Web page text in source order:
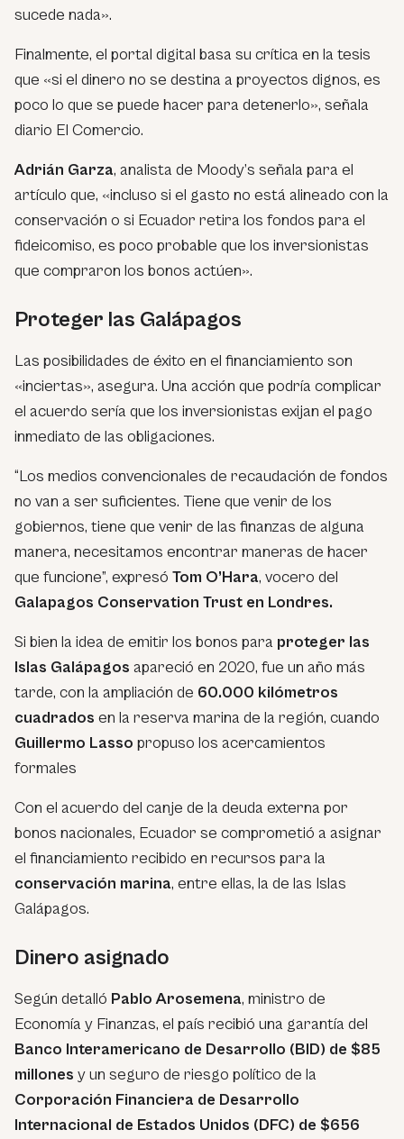
sucede nada».
Finalmente, el portal digital basa su crítica en la tesis
que «si el dinero no se destina a proyectos dignos, es
poco lo que se puede hacer para detenerlo», señala
diario El Comercio.
Adrián Garza, analista de Moody’s señala para el
artículo que, «incluso si el gasto no está alineado con la
conservación o si Ecuador retira los fondos para el
fideicomiso, es poco probable que los inversionistas
que compraron los bonos actúen».
Proteger las Galápagos
Las posibilidades de éxito en el financiamiento son
«inciertas», asegura. Una acción que podría complicar
el acuerdo sería que los inversionistas exijan el pago
inmediato de las obligaciones.
“Los medios convencionales de recaudación de fondos
no van a ser suficientes. Tiene que venir de los
gobiernos, tiene que venir de las finanzas de alguna
manera, necesitamos encontrar maneras de hacer
que funcione”, expresó Tom O’Hara, vocero del
Galapagos Conservation Trust en Londres.
Si bien la idea de emitir los bonos para proteger las
Islas Galápagos apareció en 2020, fue un año más
tarde, con la ampliación de 60.000 kilómetros
cuadrados en la reserva marina de la región, cuando
Guillermo Lasso propuso los acercamientos
formales
Con el acuerdo del canje de la deuda externa por
bonos nacionales, Ecuador se comprometió a asignar
el financiamiento recibido en recursos para la
conservación marina, entre ellas, la de las Islas
Galápagos.
Dinero asignado
Según detalló Pablo Arosemena, ministro de
Economía y Finanzas, el país recibió una garantía del
Banco Interamericano de Desarrollo (BID) de $85
millones y un seguro de riesgo político de la
Corporación Financiera de Desarrollo
Internacional de Estados Unidos (DFC) de $656